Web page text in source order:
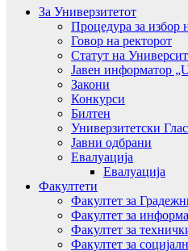
За Универзитетот
Процедура за избор
Говор на ректорот
Статут на
Јавен информатор
Закони
Конкурси
Билтен
Универзитетски
Јавни одбрани
Евалуација
Евалуација
Факултети
Факултет за
Факултет за
Факултет за
Факултет за